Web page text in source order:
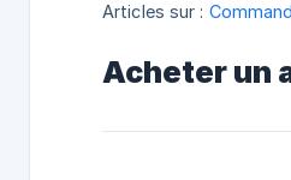
Articles sur :
Acheter un